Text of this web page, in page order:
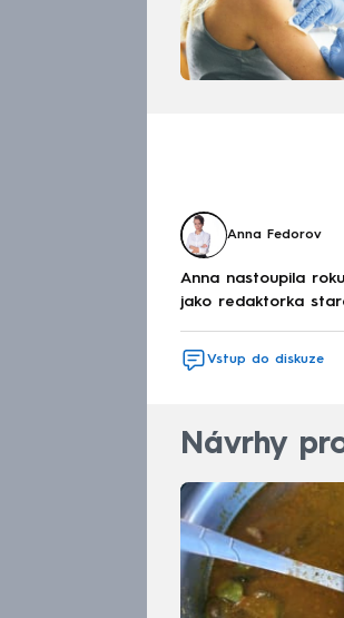
Anna Fedorov
Anna nastoupila
jako redaktorka
Vstup do diskuze
Návrhy